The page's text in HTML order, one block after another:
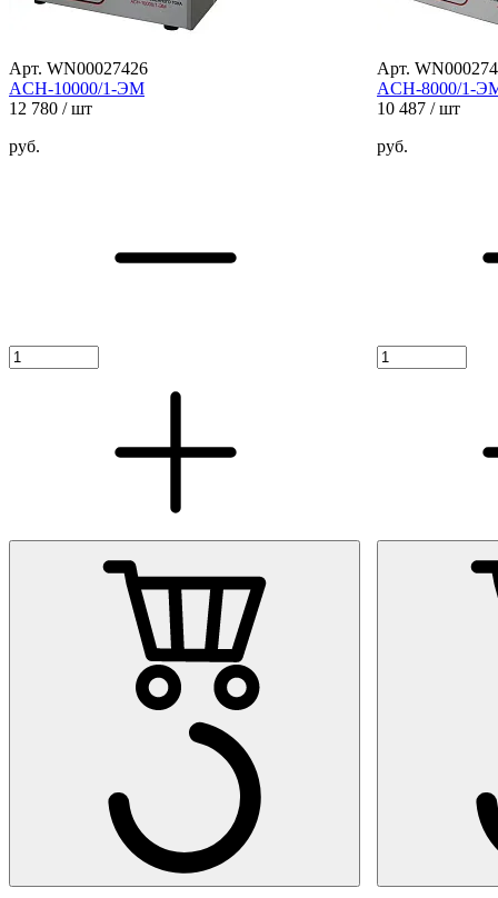
Арт. WN00027426
ACH-10000/1-ЭМ
12 780 / шт
руб.
Арт.
ACH-8000/1-
10 487 / шт
руб.